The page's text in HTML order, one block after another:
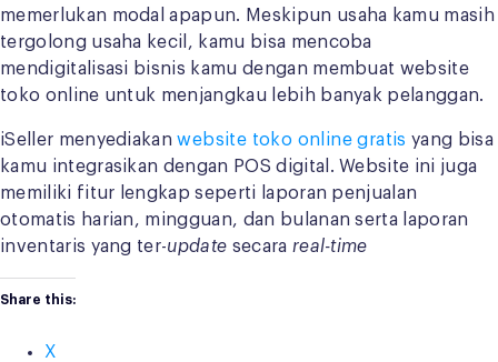
memerlukan modal apapun. Meskipun usaha kamu masih
tergolong usaha kecil, kamu bisa mencoba
mendigitalisasi bisnis kamu dengan membuat website
toko online untuk menjangkau lebih banyak pelanggan.
iSeller menyediakanwebsite toko online gratis yang bisa
kamu integrasikan dengan POS digital. Website ini juga
memiliki fitur lengkap seperti laporan penjualan
otomatis harian, mingguan, dan bulanan serta laporan
inventaris yang ter-update secara real-time
Share this:
X